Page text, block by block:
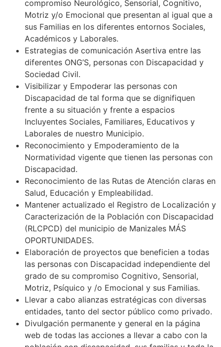
compromiso Neurológico, Sensorial, Cognitivo,
Motriz y/o Emocional que presentan al igual que a
sus Familias en los diferentes entornos Sociales,
Académicos y Laborales.
Estrategias de comunicación Asertiva entre las
diferentes ONG’S, personas con Discapacidad y
Sociedad Civil.
Visibilizar y Empoderar las personas con
Discapacidad de tal forma que se dignifiquen
frente a su situación y frente a espacios
Incluyentes Sociales, Familiares, Educativos y
Laborales de nuestro Municipio.
Reconocimiento y Empoderamiento de la
Normatividad vigente que tienen las personas con
Discapacidad.
Reconocimiento de las Rutas de Atención claras en
Salud, Educación y Empleabilidad.
Mantener actualizado el Registro de Localización y
Caracterización de la Población con Discapacidad
(RLCPCD) del municipio de Manizales MÁS
OPORTUNIDADES.
Elaboración de proyectos que beneficien a todas
las personas con Discapacidad independiente del
grado de su compromiso Cognitivo, Sensorial,
Motriz, Psíquico y /o Emocional y sus Familias.
Llevar a cabo alianzas estratégicas con diversas
entidades, tanto del sector público como privado.
Divulgación permanente y general en la página
web de todas las acciones a llevar a cabo con la